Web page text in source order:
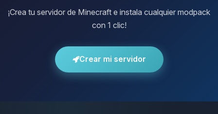
¡Crea tu servidor de Minecraft e instala cualquier modpack
con 1 clic!
Crear mi servidor